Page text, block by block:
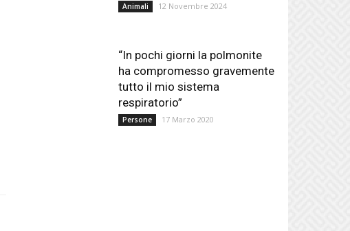
Animali 12 Novembre 2024
“In pochi giorni la polmonite
ha compromesso gravemente
tutto il mio sistema
respiratorio”
Persone 17 Marzo 2020